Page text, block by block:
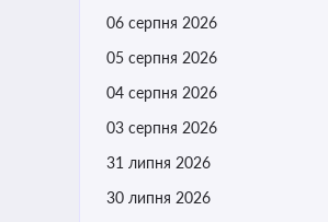
06 серпня 2026
05 серпня 2026
04 серпня 2026
03 серпня 2026
31 липня 2026
30 липня 2026